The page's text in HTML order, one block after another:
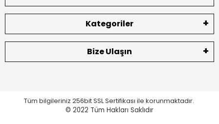
Kategoriler
Bize Ulaşın
Tüm bilgileriniz 256bit SSL Sertifikası ile korunmaktadır.
© 2022 Tüm Hakları Saklıdır